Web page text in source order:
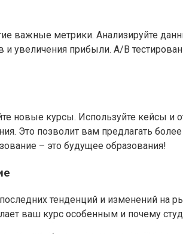
важные метрики. Анализируйте
увеличения прибыли. A/B
новые курсы. Используйте кейсы и
Это позволит вам предлагать
– это будущее образования!
тенденций и изменений
ваш курс особенным и почему